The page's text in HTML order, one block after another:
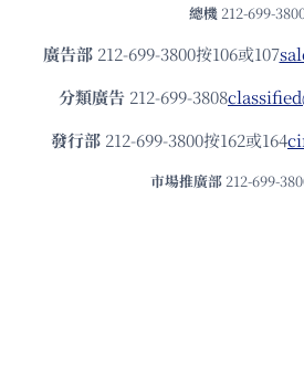
總機 212-699-
廣告部212-699-3800按106或107
分類廣告 212-699-3808
發⾏部 212-699-3800按162或164
市場推廣部 212-699-